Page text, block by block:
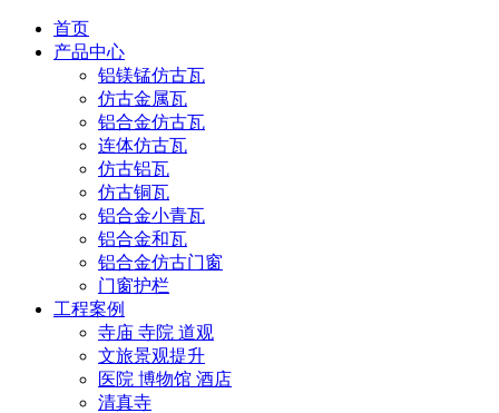
首页
产品中心
铝镁锰仿古瓦
仿古金属瓦
铝合金仿古瓦
连体仿古瓦
仿古铝瓦
仿古铜瓦
铝合金小青瓦
铝合金和瓦
铝合金仿古门窗
门窗护栏
工程案例
寺庙 寺院 道观
文旅景观提升
医院 博物馆 酒店
清真寺